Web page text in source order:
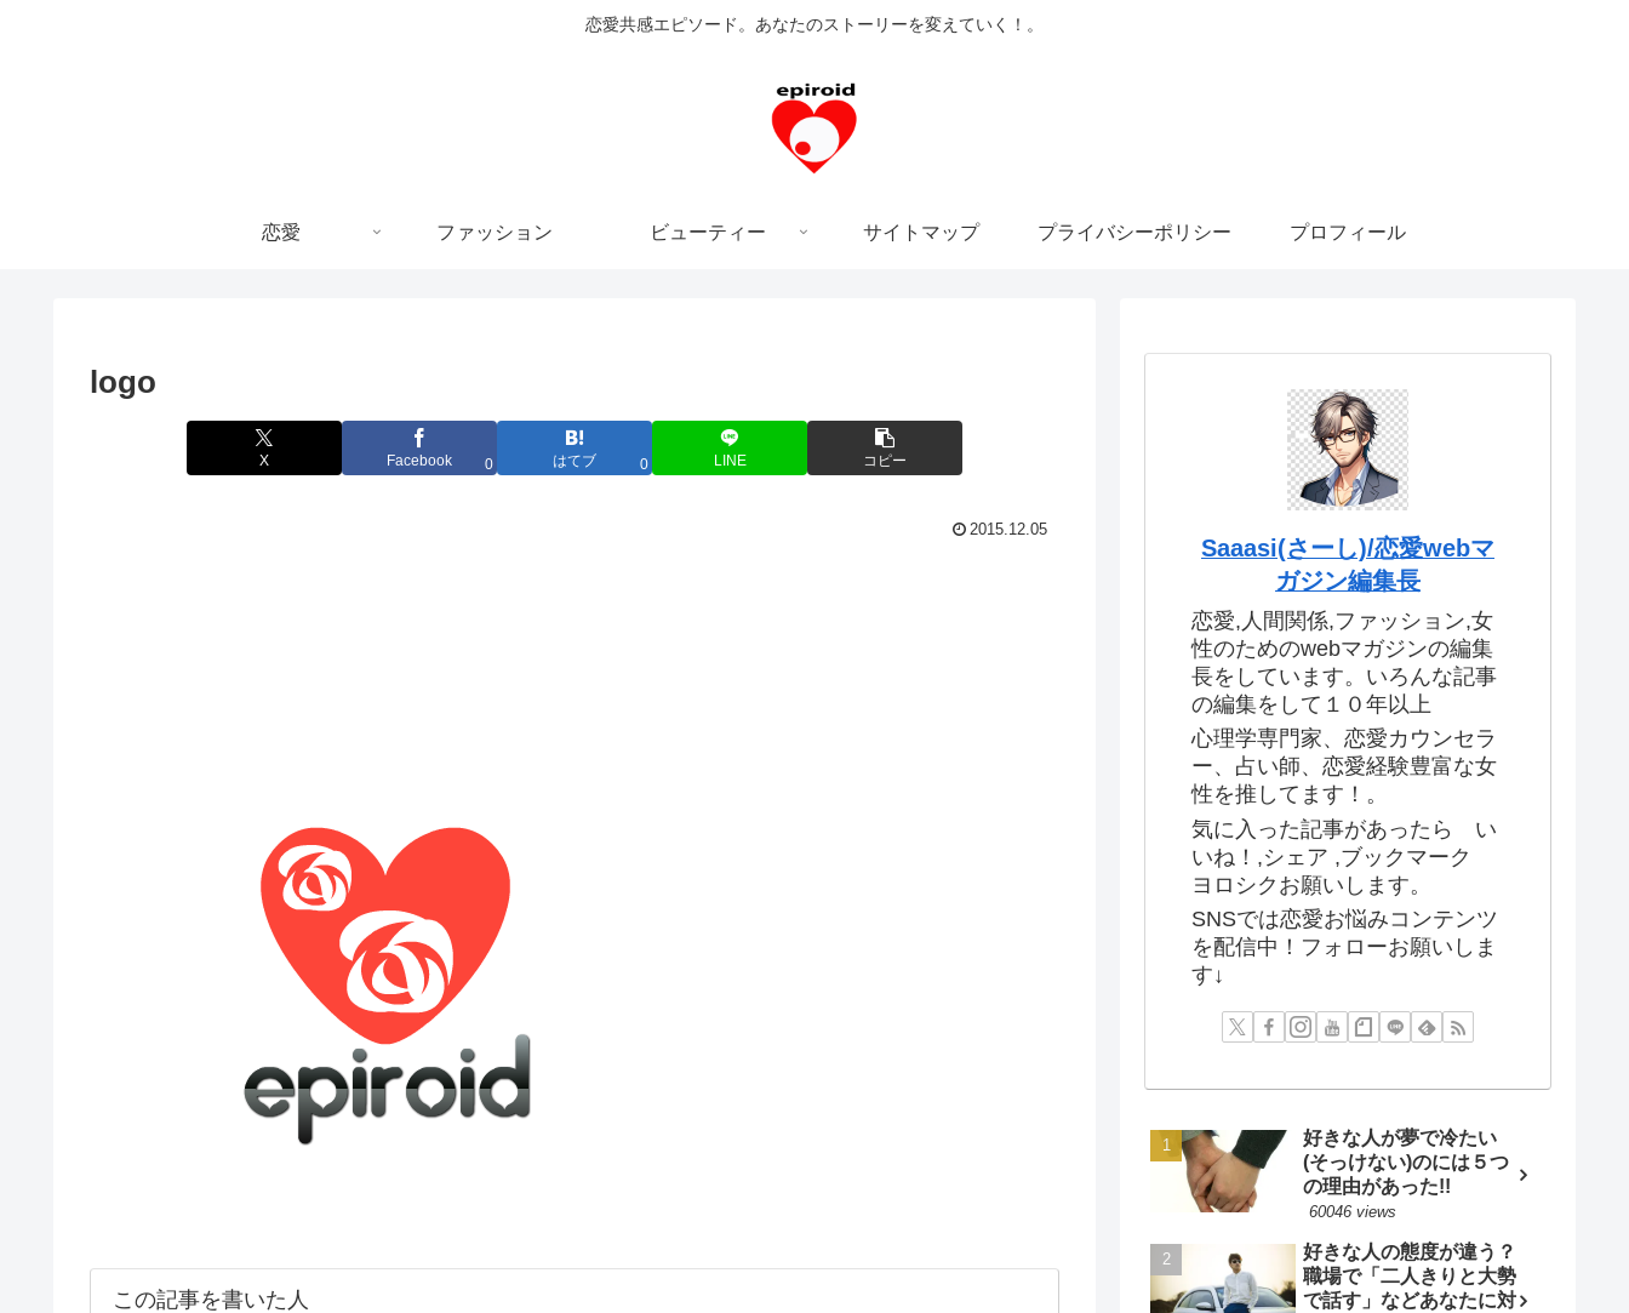
恋愛共感エピソード。あなたのストーリーを変えていく！。
恋愛 ファッション ビューティー サイトマップ プライバシーポリシー プロフィール
logo
X Facebook 0 はてブ 0 LINE コピー
2015.12.05
この記事を書いた人
Saaasi(さーし)/恋愛webマ
ガジン編集長
恋愛,人間関係,ファッション,女
性のためのwebマガジンの編集
長をしています。いろんな記事
の編集をして１０年以上
心理学専門家、恋愛カウンセラ
ー、占い師、恋愛経験豊富な女
性を推してます！。
気に入った記事があったら い
いね！,シェア ,ブックマーク
ヨロシクお願いします。
SNSでは恋愛お悩みコンテンツ
を配信中！フォローお願いしま
す↓
好きな人が夢で冷たい
(そっけない)のには５つ
の理由があった!!
60046 views
好きな人の態度が違う？
職場で「二人きりと大勢
で話す」などあなたに対